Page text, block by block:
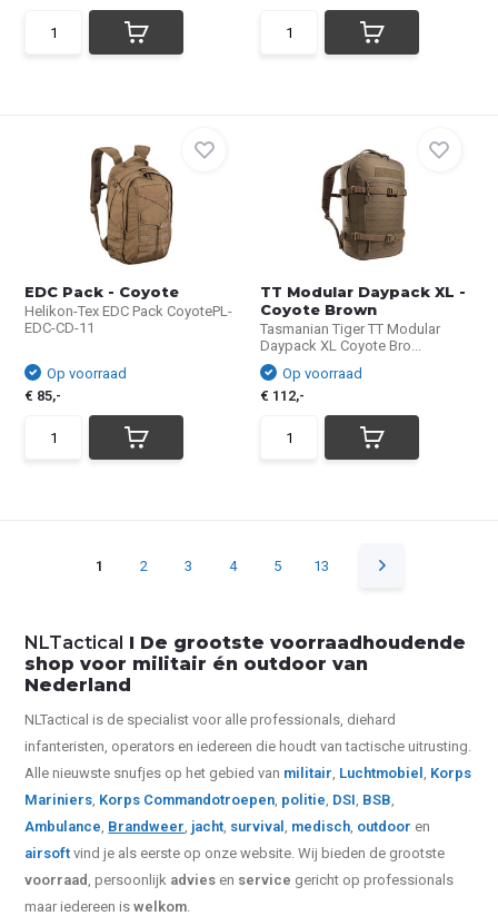
EDC Pack - Coyote
Helikon-Tex EDC Pack CoyotePL-
EDC-CD-11
Op voorraad
€ 85,-
TT Modular Daypack XL -
Coyote Brown
Tasmanian Tiger TT Modular
Daypack XL Coyote Bro...
Op voorraad
€ 112,-
1 2 3 4 5 13
NLTactical I De grootste voorraadhoudende
shop voor militair én outdoor van
Nederland
NLTactical is de specialist voor alleprofessionals, diehard
infanteristen, operators en iedereen die houdt van tactische uitrusting.
Alle nieuwste snufjes op het gebied van militair, Luchtmobiel, Korps
Mariniers, Korps Commandotroepen, politie, DSI, BSB,
Ambulance, Brandweer, jacht, survival, medisch, outdoor en
airsoft vind je als eerste op onze website.Wij bieden de grootste
voorraad, persoonlijk advies en service gericht op professionals
maar iedereen iswelkom.